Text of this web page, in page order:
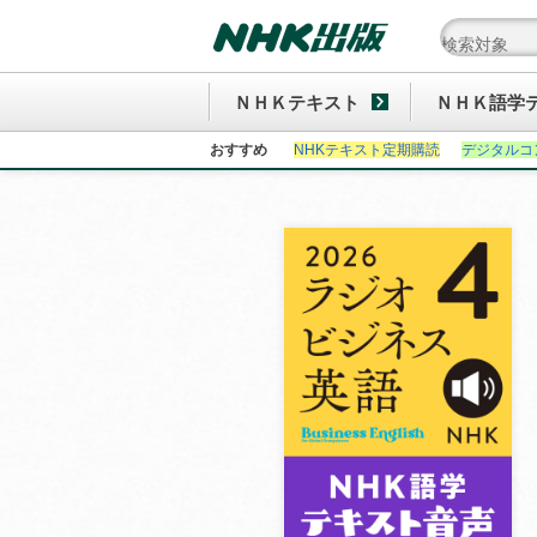
ＮＨＫテキスト ＮＨＫ語学
おすすめ NHKテキスト定期購読 デジタル